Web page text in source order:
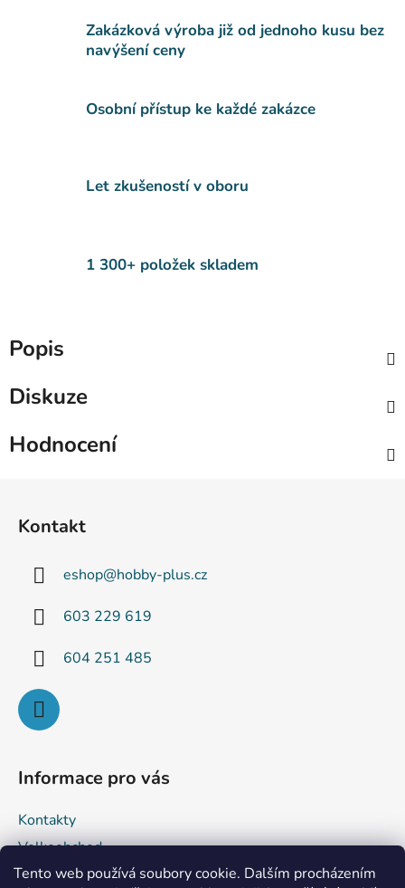
Tento web používá soubory cookie. Dalším procházením
Zakázková výroba již od jednoho kusu bez
navýšení ceny
Osobní přístup ke každé zakázce
Let zkušeností v oboru
1 300+ položek skladem
Popis
Diskuze
Hodnocení
Kontakt
eshop@hobby-plus.cz
603 229 619
604 251 485
Informace pro vás
Kontakty
Velkoobchod
Obchodní podmínky